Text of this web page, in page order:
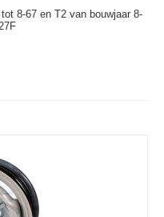
8-67 en T2 van bouwjaar 8-